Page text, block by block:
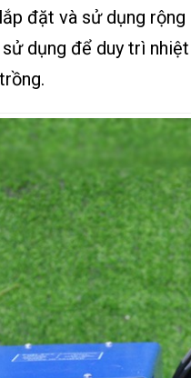
đặt và sử dụng
dụng để duy trì